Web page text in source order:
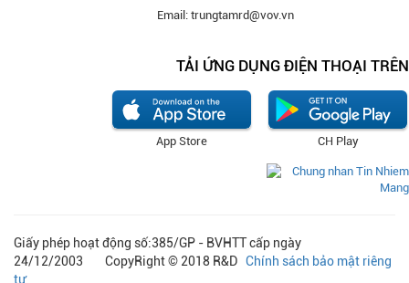
Email: trungtamrd@vov.vn
TẢI ỨNG DỤNG ĐIỆN THOẠI TRÊN
CH Play
App Store
Giấy phép hoạt động số:385/GP - BVHTT cấp ngày
24/12/2003 CopyRight © 2018 R&D Chính sách bảo mật riêng
tư